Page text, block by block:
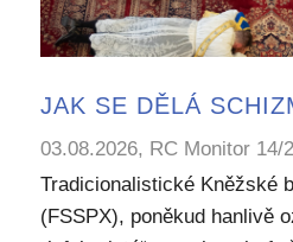
JAK SE DĚLÁ
03.08.2026, RC Monitor 14/
Tradicionalistické Kněžské
(FSSPX), poněkud hanlivě